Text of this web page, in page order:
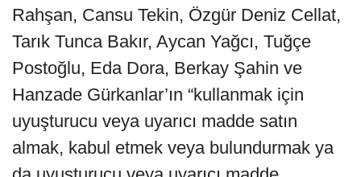
Rahşan, Cansu Tekin, Özgür Deniz Cellat,
Tarık Tunca Bakır, Aycan Yağcı, Tuğçe
Postoğlu, Eda Dora, Berkay Şahin ve
Hanzade Gürkanlar’ın “kullanmak için
uyuşturucu veya uyarıcı madde satın
almak, kabul etmek veya bulundurmak ya